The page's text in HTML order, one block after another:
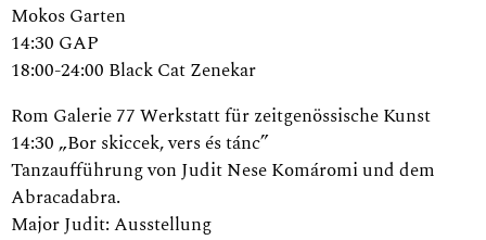
Mokos Garten
14:30 GAP
18:00-24:00 Black Cat Zenekar
Rom Galerie 77 Werkstatt für zeitgenössische Kunst
14:30 „Bor skiccek, vers és tánc”
Tanzaufführung von Judit Nese Komáromi und dem
Abracadabra.
Major Judit: Ausstellung